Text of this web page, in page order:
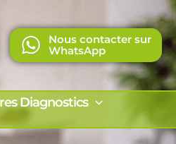
Nous contacter sur
WhatsApp
Diagnostics